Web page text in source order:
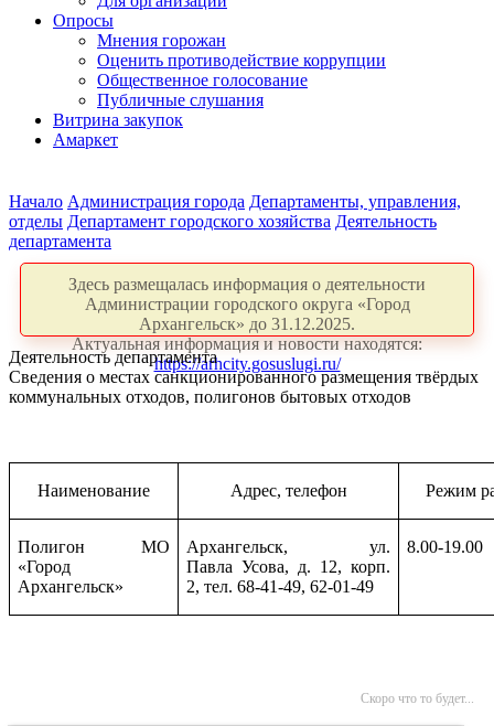
Опросы
Мнения горожан
Оценить противодействие коррупции
Общественное голосование
Публичные слушания
Витрина закупок
Амаркет
Начало Администрация города Департаменты, управления,
отделы Департамент городского хозяйства Деятельность
департамента
Здесь размещалась информация о деятельности
Администрации городского округа «Город
Архангельск» до 31.12.2025.
Актуальная информация и новости находятся:
https://arhcity.gosuslugi.ru/
Деятельность департамента
Сведения о местах санкционированного размещения твёрдых
коммунальных отходов, полигонов бытовых отходов
Наименование Адрес, телефон Режим
Полигон МО
«Город
Архангельск»
Архангельск, ул.
Павла Усова, д. 12, корп.
2, тел. 68-41-49, 62-01-49
8.00-19.00
Скоро что то будет...